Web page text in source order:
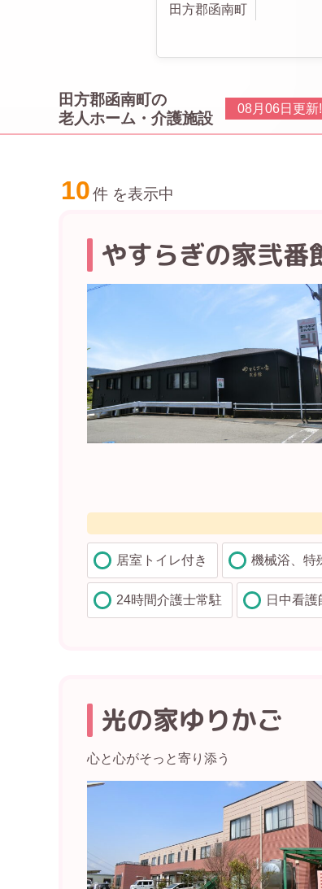
田方郡函南町
田方郡函南町の
老人ホーム・介護施設
08月06日 更新!
10件 を表示中
やすらぎの家弐番
居室トイレ付き 機械浴、特
24時間介護士常駐 日中看護
光の家ゆりかご
心と心がそっと寄り添う